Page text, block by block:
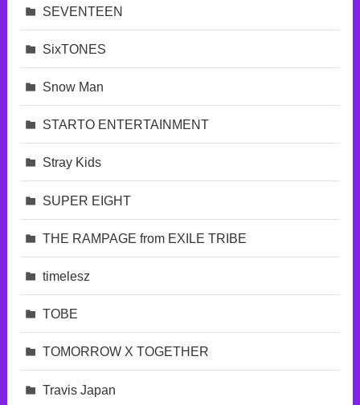
SEVENTEEN
SixTONES
Snow Man
STARTO ENTERTAINMENT
Stray Kids
SUPER EIGHT
THE RAMPAGE from EXILE TRIBE
timelesz
TOBE
TOMORROW X TOGETHER
Travis Japan